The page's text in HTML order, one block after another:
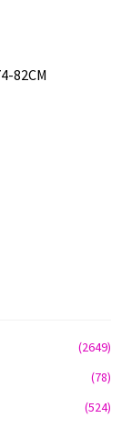
82CM
(2649)
(78)
(524)